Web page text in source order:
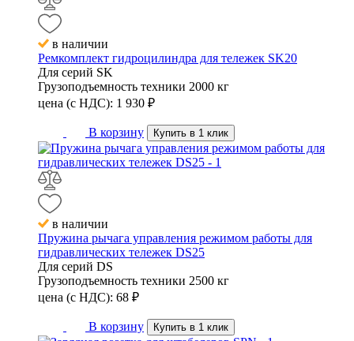
в наличии
Ремкомплект гидроцилиндра для тележек SK20
Для серий SK
Грузоподъемность техники 2000 кг
цена (с НДС): 1 930 ₽
В корзину Купить в 1 клик
в наличии
Пружина рычага управления режимом работы для
гидравлических тележек DS25
Для серий DS
Грузоподъемность техники 2500 кг
цена (с НДС): 68 ₽
В корзину Купить в 1 клик